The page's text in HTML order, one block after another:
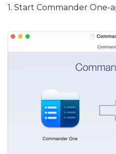
1. Start Commander One-